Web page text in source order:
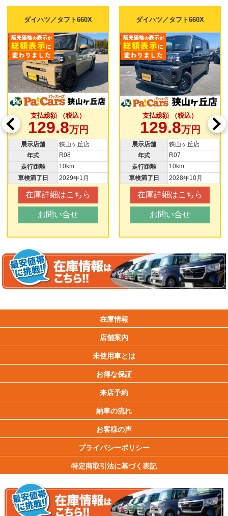
ダイハツ／タフト660X
支払総額 （税込）
129.8万円
展示店舗
狭山ヶ丘店
年式
R08
走行距離
10km
車検満了日
2029年1月
在庫詳細はこちら
お問い合せ
ダイハツ／タフト660X
支払総額 （税込）
129.8万円
展示店舗
狭山ヶ丘店
年式
R07
走行距離
10km
車検満了日
2028年10月
在庫詳細はこちら
お問い合せ
在庫情報
店舗案内
未使用車とは
お得な保証
来店予約
納車の流れ
お客様の声
プライバシーポリシー
特定商取引法に基づく表記